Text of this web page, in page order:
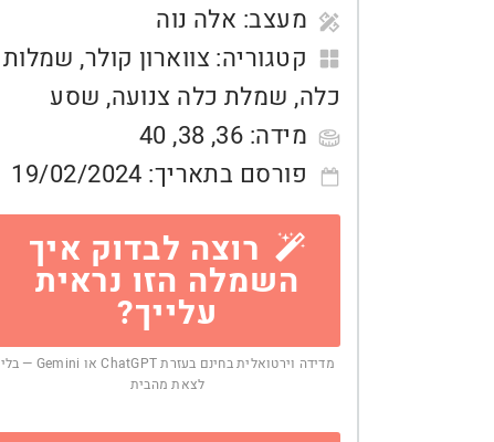
מעצב: אלה נוה
קטגוריה: צווארון קולר, שמלות
כלה, שמלת כלה צנועה, שסע
מידה: 36
,
38
,
40
פורסם בתאריך: 19/02/2024
רוצה לבדוק איך
השמלה הזו נראית
עלייך?
מדידה וירטואלית בחינם בעזרת ChatGPT או Gemini — בלי
לצאת מהבית